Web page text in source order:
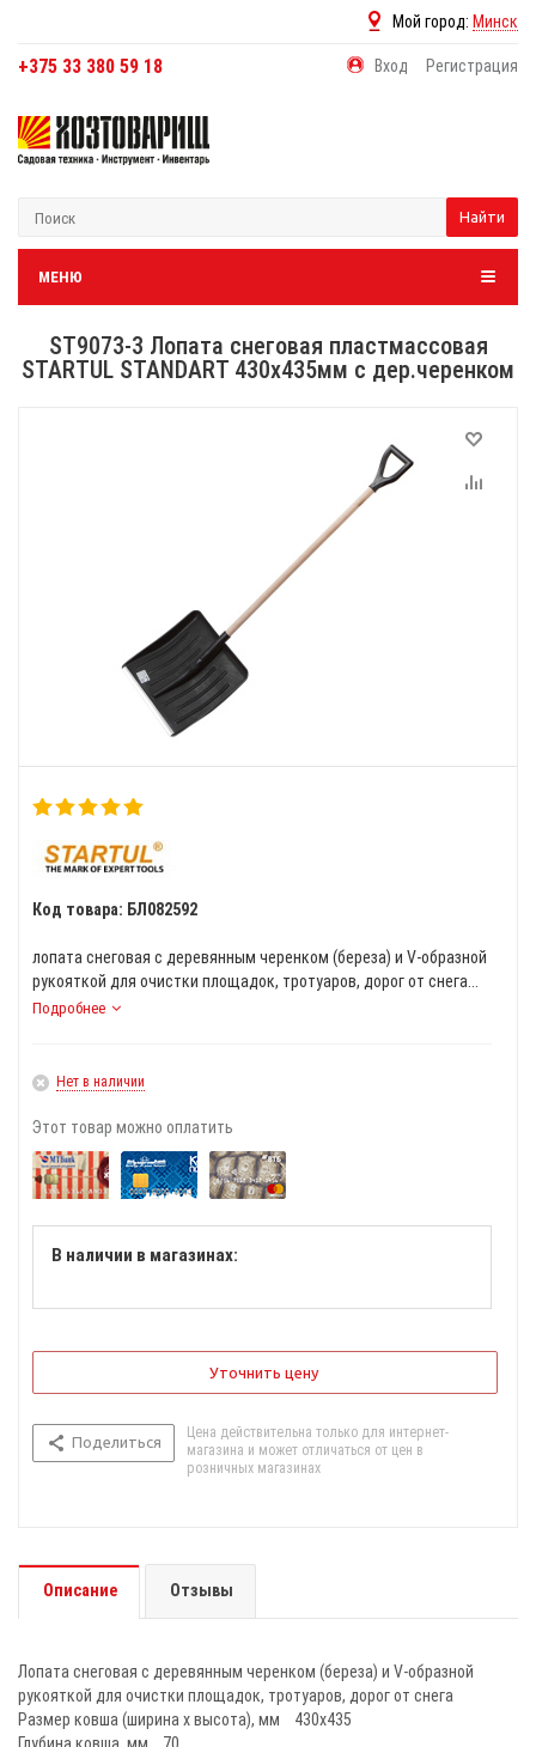
Мой город: Минск
+375 33 380 59 18 Вход Регистрация
Найти
МЕНЮ
ST9073-3 Лопата снеговая пластмассовая
STARTUL STANDART 430х435мм с дер.черенком
Код товара: БЛ082592
лопата снеговая с деревянным черенком (береза) и V-образной
рукояткой для очистки площадок, тротуаров, дорог от снега...
Подробнее
Нет в наличии
Этот товар можно оплатить
В наличии в магазинах:
Уточнить цену
Поделиться
Цена действительна только для интернет-
магазина и может отличаться от цен в
розничных магазинах
Описание Отзывы
Лопата снеговая с деревянным черенком (береза) и V-образной
рукояткой для очистки площадок, тротуаров, дорог от снега
Размер ковша (ширина х высота), мм 430х435